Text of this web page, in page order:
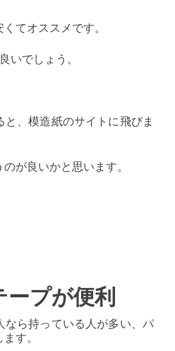
てオススメです。
いでしょう。
、模造紙のサイトに飛びま
が良いかと思います。
ープが便利
なら持っている人が多い、パ
す。